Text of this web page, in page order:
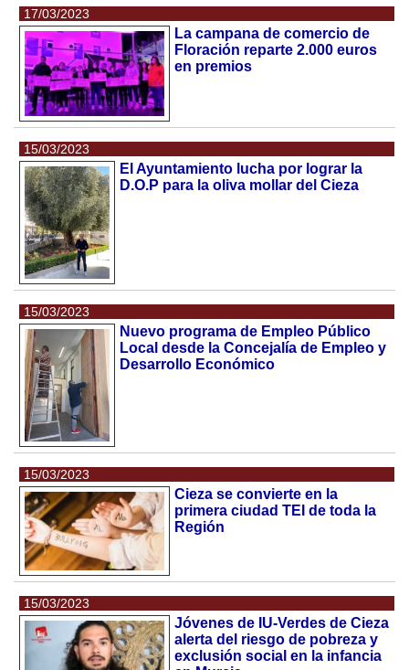
17/03/2023
La campana de comercio de
Floración reparte 2.000 euros
en premios
15/03/2023
El Ayuntamiento lucha por lograr la
D.O.P para la oliva mollar del Cieza
15/03/2023
Nuevo programa de Empleo Público
Local desde la Concejalía de Empleo y
Desarrollo Económico
15/03/2023
Cieza se convierte en la
primera ciudad TEI de toda la
Región
15/03/2023
Jóvenes de IU-Verdes de Cieza
alerta del riesgo de pobreza y
exclusión social en la infancia